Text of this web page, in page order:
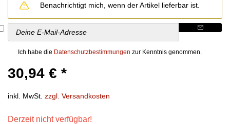
Benachrichtigt mich, wenn der Artikel lieferbar ist.
Ich habe die Datenschutzbestimmungen zur Kenntnis genommen.
30,94 € *
inkl. MwSt. zzgl. Versandkosten
Derzeit nicht verfügbar!